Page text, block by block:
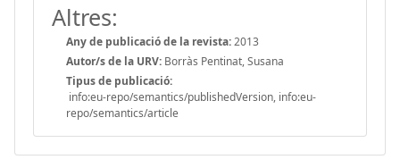
Altres:
Any de publicació de la revista:2013
Autor/s de la URV: Borràs Pentinat, Susana
Tipus de publicació:
info:eu-repo/semantics/publishedVersion, info:eu-
repo/semantics/article